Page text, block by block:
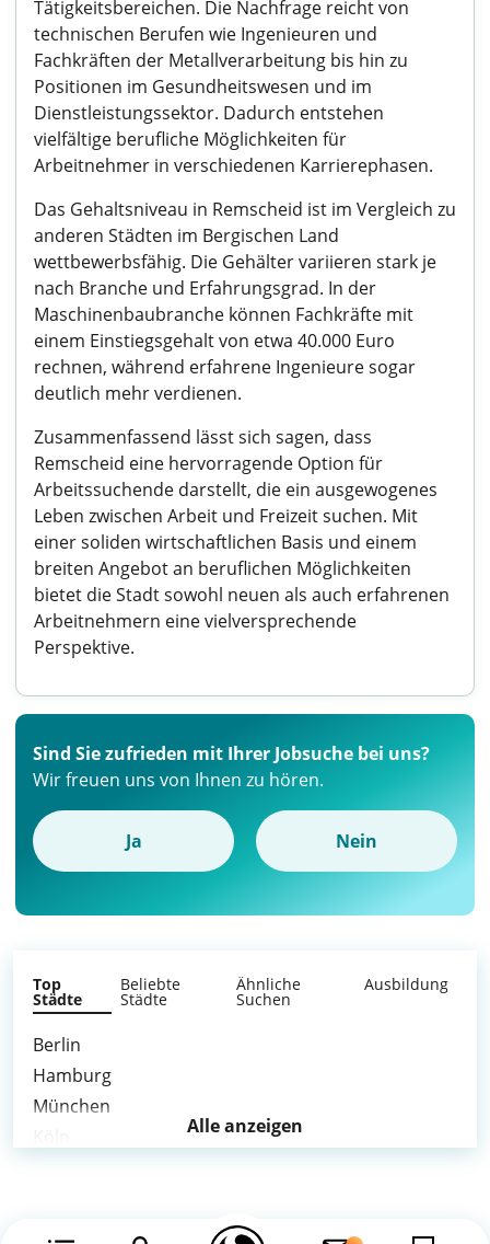
Tätigkeitsbereichen. Die Nachfrage reicht von
technischen Berufen wie Ingenieuren und
Fachkräften der Metallverarbeitung bis hin zu
Positionen im Gesundheitswesen und im
Dienstleistungssektor. Dadurch entstehen
vielfältige berufliche Möglichkeiten für
Arbeitnehmer in verschiedenen Karrierephasen.
Das Gehaltsniveau in Remscheid ist im Vergleich zu
anderen Städten im Bergischen Land
wettbewerbsfähig. Die Gehälter variieren stark je
nach Branche und Erfahrungsgrad. In der
Maschinenbaubranche können Fachkräfte mit
einem Einstiegsgehalt von etwa 40.000 Euro
rechnen, während erfahrene Ingenieure sogar
deutlich mehr verdienen.
Zusammenfassend lässt sich sagen, dass
Remscheid eine hervorragende Option für
Arbeitssuchende darstellt, die ein ausgewogenes
Leben zwischen Arbeit und Freizeit suchen. Mit
einer soliden wirtschaftlichen Basis und einem
breiten Angebot an beruflichen Möglichkeiten
bietet die Stadt sowohl neuen als auch erfahrenen
Arbeitnehmern eine vielversprechende
Perspektive.
Sind Sie zufrieden mit Ihrer Jobsuche bei uns?
Wir freuen uns von Ihnen zu hören.
Ja Nein
Top
Städte
Beliebte
Städte
Ähnliche
Suchen
Ausbildung
Berlin
Hamburg
München
Alle anzeigen